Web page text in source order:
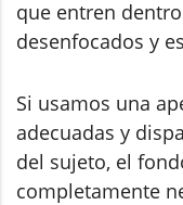
que entren
desenfocados y
Si usamos una
adecuadas y
del sujeto, el
completamente